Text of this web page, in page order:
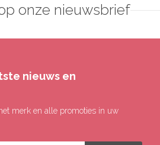
onze nieuwsbrief
nieuws en
merk en alle promoties in uw